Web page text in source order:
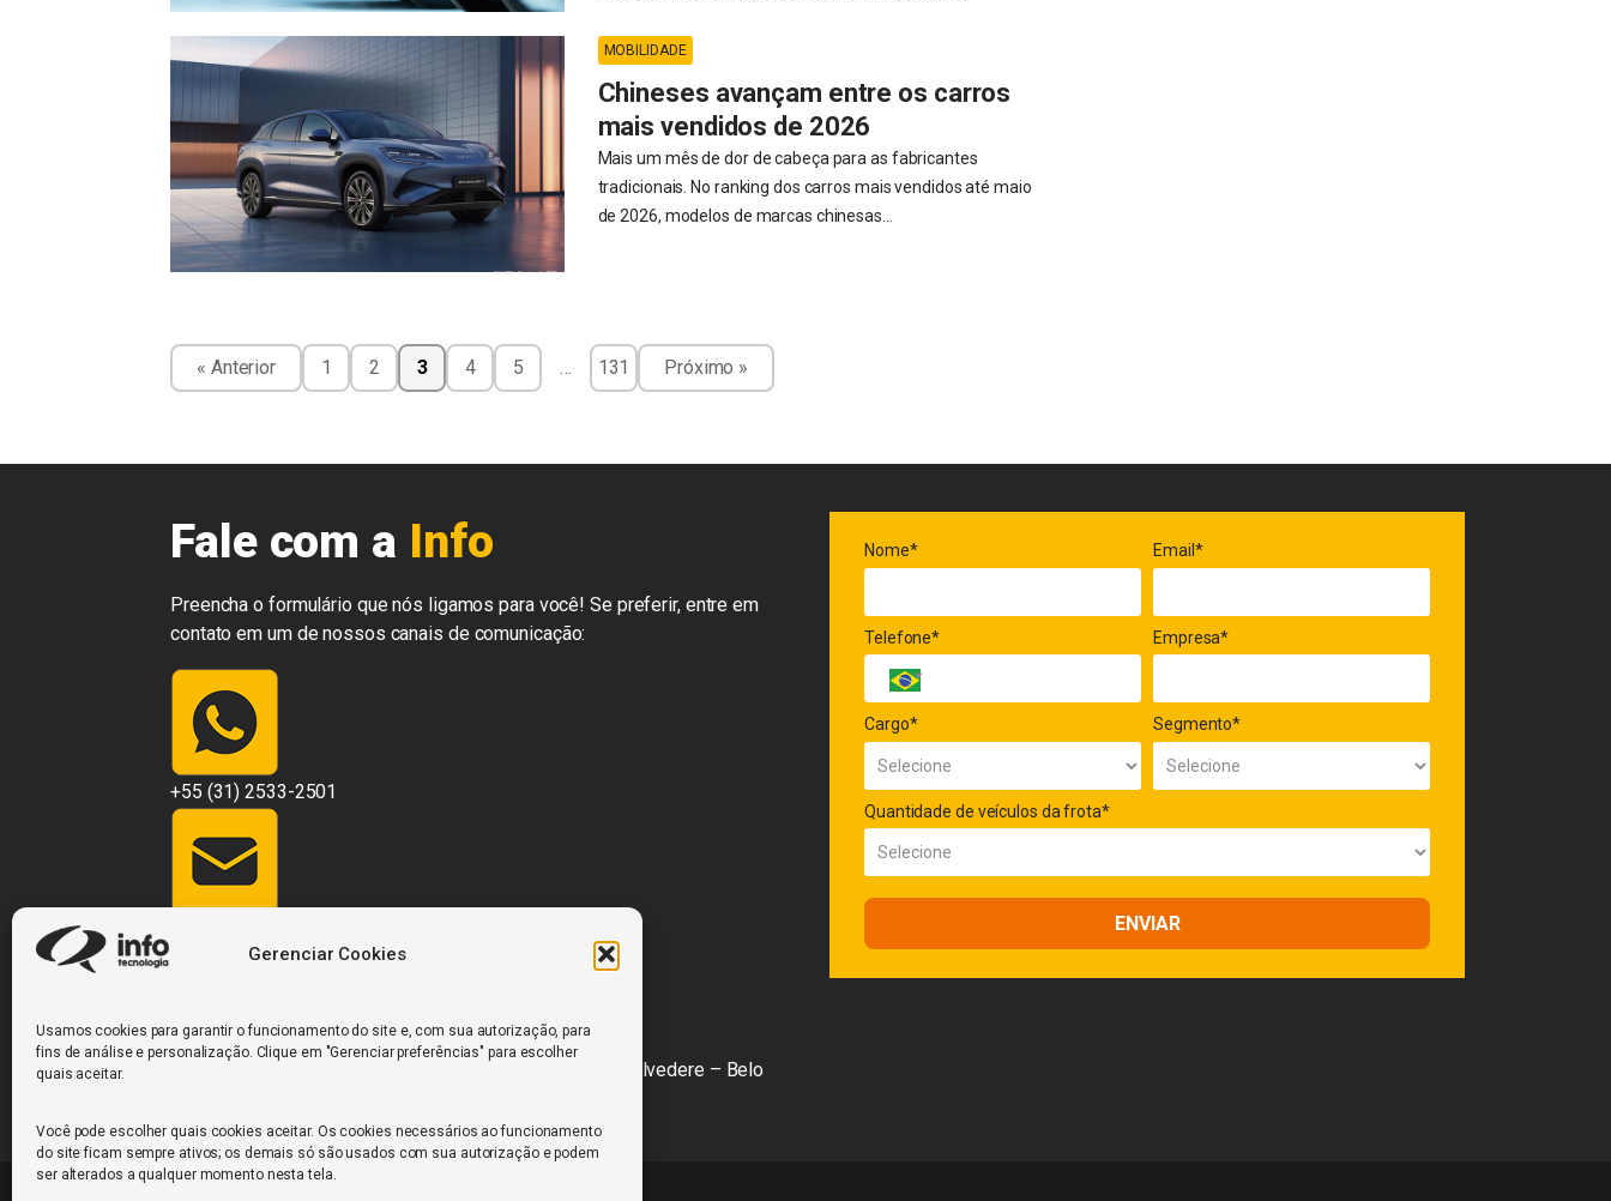
Gerenciar Cookies
Usamos cookies para garantir o funcionamento do site e, com sua autorização, para
fins de análise e personalização. Clique em "Gerenciar preferências" para escolher
quais aceitar.
Você pode escolher quais cookies aceitar. Os cookies necessários ao funcionamento
do site ficam sempre ativos; os demais só são usados com sua autorização e podem
ser alterados a qualquer momento nesta tela.
MOBILIDADE
Chineses avançam entre os carros
mais vendidos de 2026
Mais um mês de dor de cabeça para as fabricantes
tradicionais. No ranking dos carros mais vendidos até maio
de 2026, modelos de marcas chinesas...
« Anterior 1 2 3 4 5 … 131 Próximo »
Fale com a Info
Preencha o formulário que nós ligamos para você! Se preferir, entre em
contato em um de nossos canais de comunicação:
+55 (31) 2533-2501
Rua Desembargador Jorge Fontana, nº 428, 11º andar, Belvedere – Belo
Nome* Email*
Telefone* Empresa*
Cargo* Segmento*
Quantidade de veículos da frota*
ENVIAR